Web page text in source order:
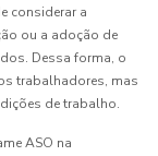
considerar a
ou a adoção de
Dessa forma, o
trabalhadores, mas
de trabalho.
ASO na